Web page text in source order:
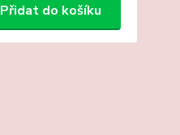
Přidat do košíku